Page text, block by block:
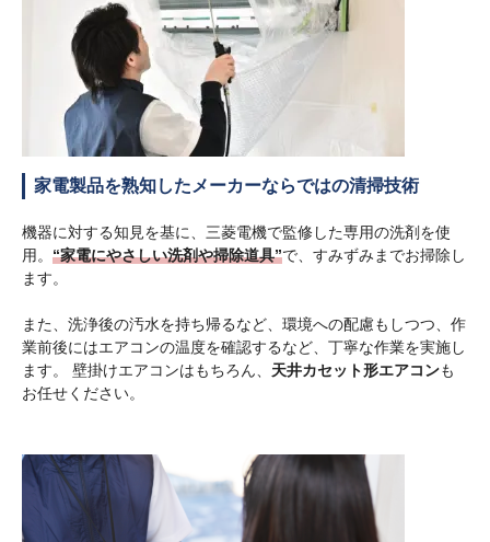
家電製品を熟知したメーカーならではの清掃技術
機器に対する知見を基に、三菱電機で監修した専用の洗剤を使
用。 “家電にやさしい洗剤や掃除道具”で、すみずみまでお掃除し
ます。
また、洗浄後の汚水を持ち帰るなど、環境への配慮もしつつ、作
業前後にはエアコンの温度を確認するなど、丁寧な作業を実施し
ます。 壁掛けエアコンはもちろん、 天井カセット形エアコンも
お任せください。